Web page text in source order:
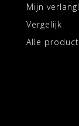
Mijn
Vergelijk
Alle